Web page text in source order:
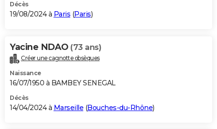
Décès
19/08/2024 à Paris (Paris)
Yacine NDAO (73 ans)
Créer une cagnotte obsèques
Naissance
16/07/1950 à BAMBEY SENEGAL
Décès
14/04/2024 à Marseille (Bouches-du-Rhône)